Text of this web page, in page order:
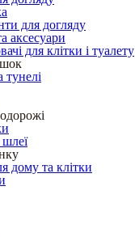
для догляду
аксесуари
для клітки і туалету
тунелі
шлеї
дому та клітки